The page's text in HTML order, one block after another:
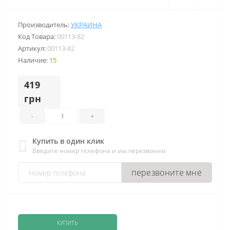
Производитель:УКРАИНА
Код Товара:00113-82
Артикул:00113-82
Наличие: 15
419
грн
- +
Купить в один клик
Введите номер телефона и мы перезвоним
перезвоните мне
КУПИТЬ